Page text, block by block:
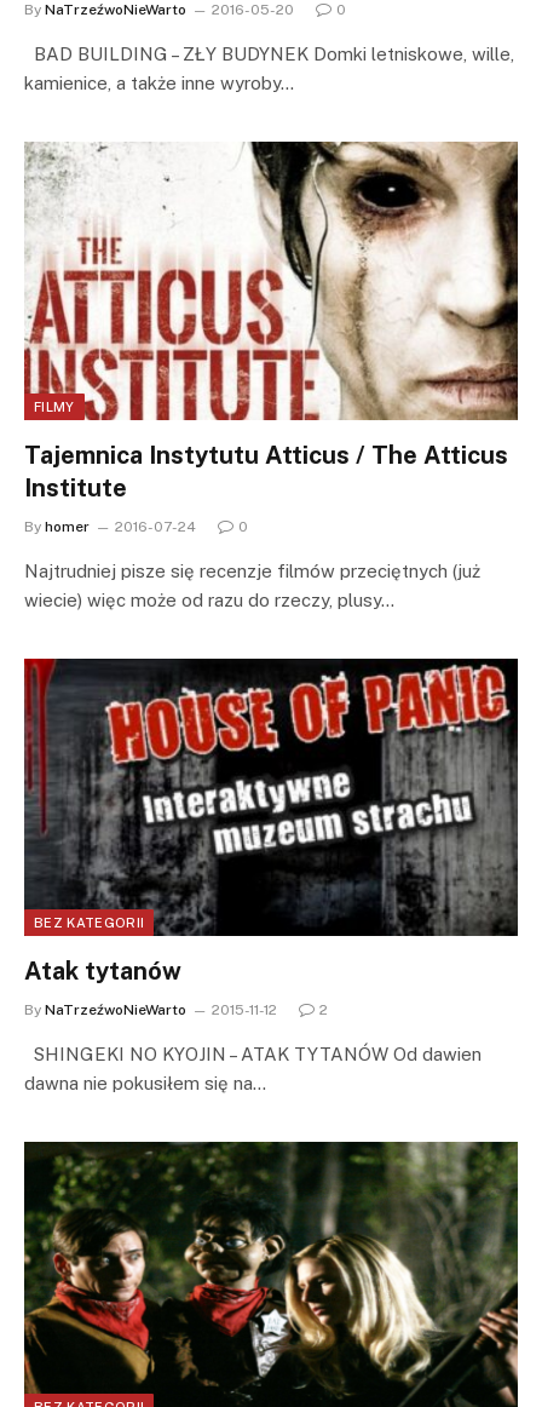
By NaTrzeźwoNieWarto 2016-05-20 0
BAD BUILDING – ZŁY BUDYNEK Domki letniskowe, wille,
kamienice, a także inne wyroby…
FILMY
Tajemnica Instytutu Atticus / The Atticus
Institute
By homer 2016-07-24 0
Najtrudniej pisze się recenzje filmów przeciętnych (już
wiecie) więc może od razu do rzeczy, plusy…
BEZ KATEGORII
Atak tytanów
By NaTrzeźwoNieWarto 2015-11-12 2
SHINGEKI NO KYOJIN – ATAK TYTANÓW Od dawien
dawna nie pokusiłem się na…